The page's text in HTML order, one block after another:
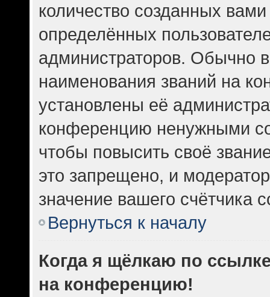
количество созданных
определённых
администраторов. Обычно
наименования званий на
установлены её
конференцию ненужными
чтобы повысить своё
это запрещено, и
значение вашего счётчика
Вернуться к началу
Когда я щёлкаю по
на конференцию!